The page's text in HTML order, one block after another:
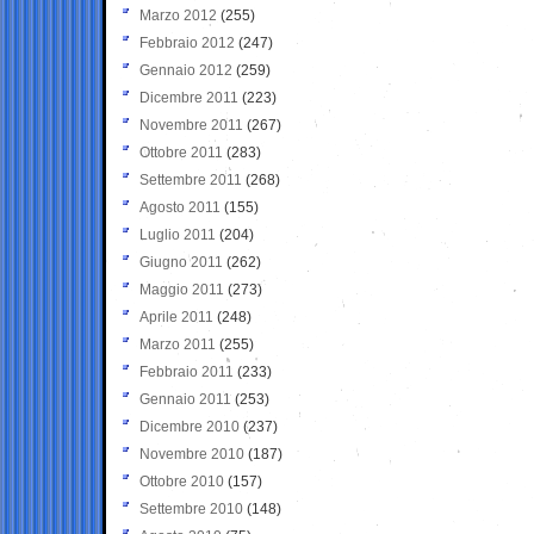
Marzo 2012 (255)
Febbraio 2012 (247)
Gennaio 2012 (259)
Dicembre 2011 (223)
Novembre 2011 (267)
Ottobre 2011 (283)
Settembre 2011 (268)
Agosto 2011 (155)
Luglio 2011 (204)
Giugno 2011 (262)
Maggio 2011 (273)
Aprile 2011 (248)
Marzo 2011 (255)
Febbraio 2011 (233)
Gennaio 2011 (253)
Dicembre 2010 (237)
Novembre 2010 (187)
Ottobre 2010 (157)
Settembre 2010 (148)